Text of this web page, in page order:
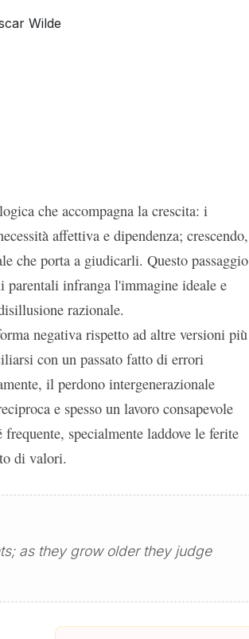
Wilde
che accompagna la crescita: i
affettiva e dipendenza; crescendo,
che porta a giudicarli. Questo passaggio
parentali infranga l'immagine ideale e
razionale.
negativa rispetto ad altre versioni più
con un passato fatto di errori
il perdono intergenerazionale
e spesso un lavoro consapevole
specialmente laddove le ferite
di valori.
as they grow older they judge